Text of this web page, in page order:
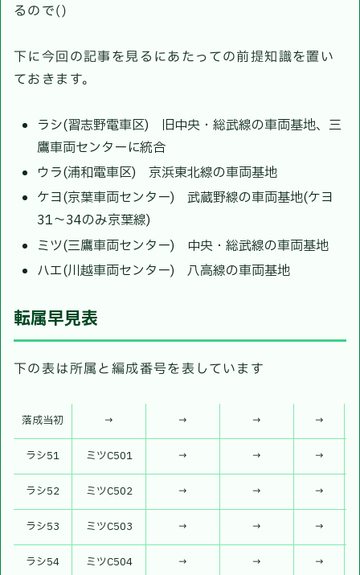
るので()
下に今回の記事を見るにあたっての前提知識を置い
ておきます。
ラシ(習志野電車区) 旧中央・総武線の車両基地、三
鷹車両センターに統合
ウラ(浦和電車区) 京浜東北線の車両基地
ケヨ(京葉車両センター) 武蔵野線の車両基地(ケヨ
31〜34のみ京葉線)
ミツ(三鷹車両センター) 中央・総武線の車両基地
ハエ(川越車両センター) 八高線の車両基地
転属早見表
下の表は所属と編成番号を表しています
落成当初 → → → →
ラシ51 ミツC501 → → →
ラシ52 ミツC502 → → →
ラシ53 ミツC503 → → →
ラシ54 ミツC504 → → →